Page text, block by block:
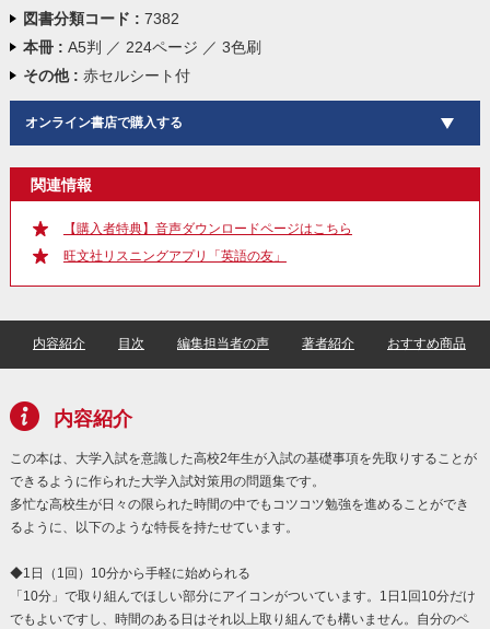
図書分類コード : 7382
本冊 : A5判 ／ 224ページ ／ 3色刷
その他 : 赤セルシート付
オンライン書店で購入する
関連情報
【購入者特典】音声ダウンロードページはこちら
旺文社リスニングアプリ「英語の友」
内容紹介 目次 編集担当者の声 著者紹介 おすすめ商品
内容紹介
この本は、大学入試を意識した高校2年生が入試の基礎事項を先取りすることが
できるように作られた大学入試対策用の問題集です。
多忙な高校生が日々の限られた時間の中でもコツコツ勉強を進めることができ
るように、以下のような特長を持たせています。
◆1日（1回）10分から手軽に始められる
「10分」で取り組んでほしい部分にアイコンがついています。1日1回10分だけ
でもよいですし、時間のある日はそれ以上取り組んでも構いません。自分のペ